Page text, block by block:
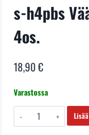
s-h4pbs
4os.
18,90€
Varastossa
h4pbs